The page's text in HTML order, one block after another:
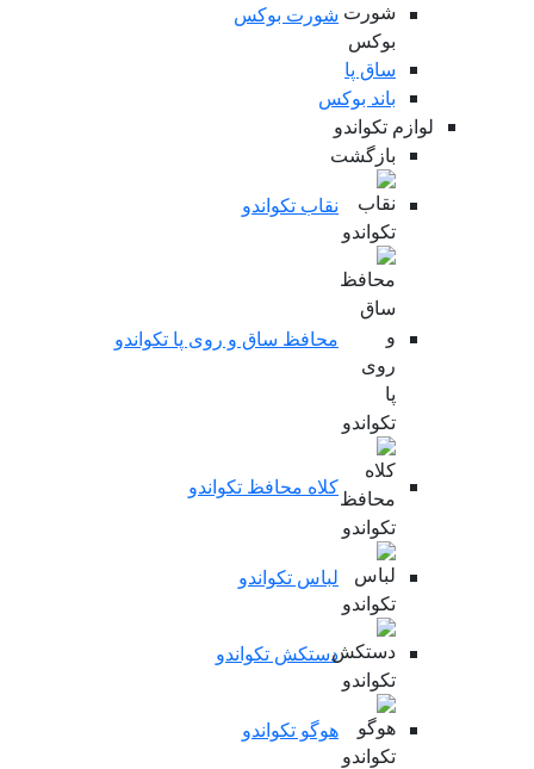
شورت بوکس
ساق پا
باند بوکس
لوازم تکواندو
بازگشت
نقاب تکواندو
محافظ ساق و روی پا تکواندو
کلاه محافظ تکواندو
لباس تکواندو
دستکش تکواندو
هوگو تکواندو